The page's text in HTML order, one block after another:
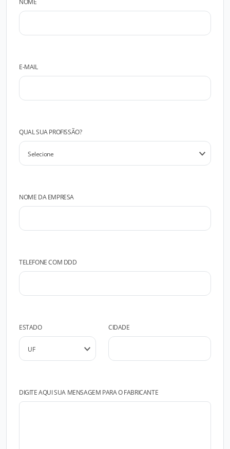
NOME
E-MAIL
QUAL SUA PROFISSÃO?
NOME DA EMPRESA
TELEFONE COM DDD
ESTADO CIDADE
DIGITE AQUI SUA MENSAGEM PARA O FABRICANTE